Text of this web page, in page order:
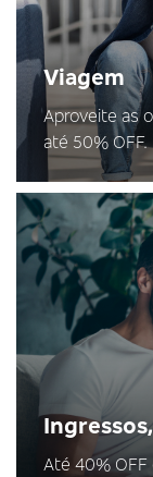
Viagem
Aproveite as
até 50% OFF.
Até 40%